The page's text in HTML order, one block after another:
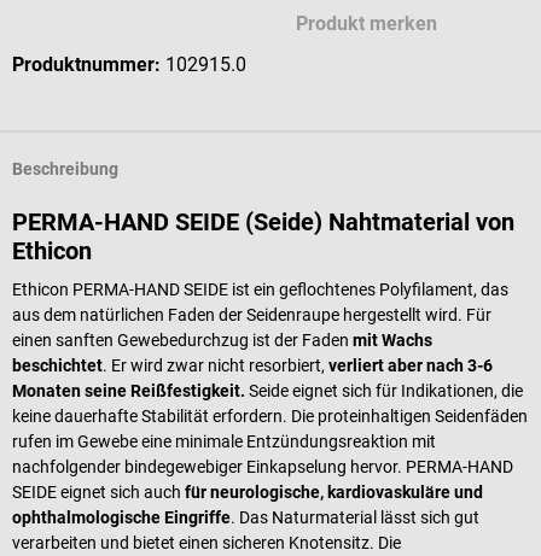
Produkt merken
Produktnummer: 102915.0
Beschreibung
PERMA-HAND SEIDE (Seide) Nahtmaterial von
Ethicon
Ethicon PERMA-HAND SEIDE ist ein geflochtenes Polyfilament, das
aus dem natürlichen Faden der Seidenraupe hergestellt wird. Für
einen sanften Gewebedurchzug ist der Faden mit Wachs
beschichtet. Er wird zwar nicht resorbiert, verliert aber nach 3-6
Monaten seine Reißfestigkeit. Seide eignet sich für Indikationen, die
keine dauerhafte Stabilität erfordern. Die proteinhaltigen Seidenfäden
rufen im Gewebe eine minimale Entzündungsreaktion mit
nachfolgender bindegewebiger Einkapselung hervor. PERMA-HAND
SEIDE eignet sich auch für neurologische, kardiovaskuläre und
ophthalmologische Eingriffe. Das Naturmaterial lässt sich gut
verarbeiten und bietet einen sicheren Knotensitz. Die